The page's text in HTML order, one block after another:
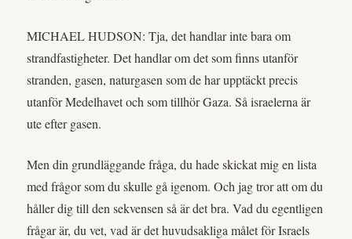
MICHAEL HUDSON: Tja, det handlar inte bara om
strandfastigheter. Det handlar om det som finns utanför
stranden, gasen, naturgasen som de har upptäckt precis
utanför Medelhavet och som tillhör Gaza. Så israelerna är
ute efter gasen.
Men din grundläggande fråga, du hade skickat mig en lista
med frågor som du skulle gå igenom. Och jag tror att om du
håller dig till den sekvensen så är det bra. Vad du egentligen
frågar är, du vet, vad är det huvudsakliga målet för Israels